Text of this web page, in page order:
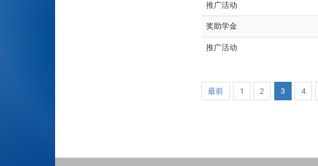
推广活动
奖助学金
推广活动
最前 1 2 3 4